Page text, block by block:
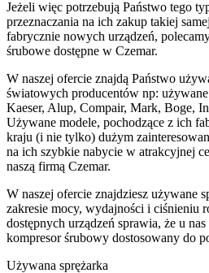
Jeżeli więc potrzebują Państwo tego
przeznaczania na ich zakup takiej
fabrycznie nowych urządzeń,
śrubowe dostępne w Czemar.
W naszej ofercie znajdą Państwo
światowych producentów np:
Kaeser, Alup, Compair, Mark, Boge,
Używane modele, pochodzące z ich
kraju (i nie tylko) dużym
na ich szybkie nabycie w atrakcyjnej
naszą firmą Czemar.
W naszej ofercie znajdziesz używane
zakresie mocy, wydajności i ciśnieniu
dostępnych urządzeń sprawia, że u
kompresor śrubowy dostosowany do
Używana sprężarka